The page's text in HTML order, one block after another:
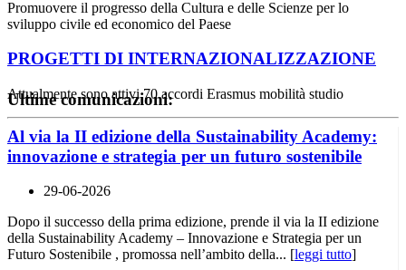
Promuovere il progresso della Cultura e delle Scienze per lo
sviluppo civile ed economico del Paese
PROGETTI DI INTERNAZIONALIZZAZIONE
Attualmente sono attivi 70 accordi Erasmus mobilità studio
Ultime comunicazioni:
Al via la II edizione della Sustainability Academy:
innovazione e strategia per un futuro sostenibile
29-06-2026
Dopo il successo della prima edizione, prende il via la II edizione
della Sustainability Academy – Innovazione e Strategia per un
Futuro Sostenibile , promossa nell’ambito della... [leggi tutto]